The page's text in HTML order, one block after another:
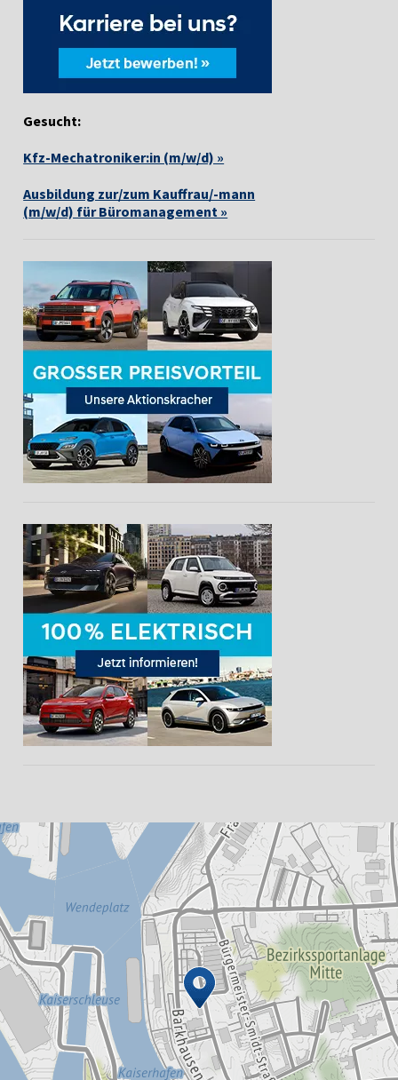
Gesucht:
Kfz-Mechatroniker:in (m/w/d) »
Ausbildung zur/zum Kauffrau/-mann
(m/w/d) für Büromanagement »